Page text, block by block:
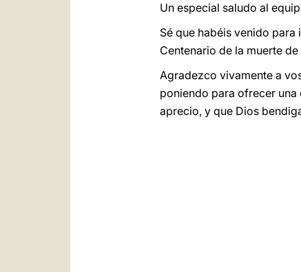
Un especial saludo al
Sé que habéis venido
Centenario de la muerte
Agradezco vivamente a
poniendo para ofrecer
aprecio, y que Dios